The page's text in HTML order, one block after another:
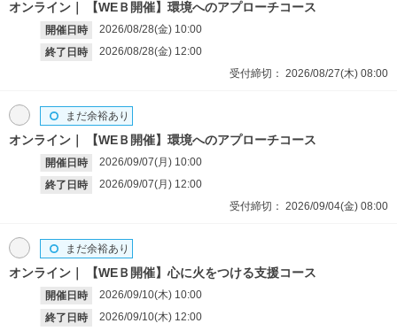
オンライン 【WEＢ開催】環境へのアプローチコース
開催日時 2026/08/28(金) 10:00
終了日時
2026/08/28(金) 12:00
受付締切： 2026/08/27(木) 08:00
オンライン 【WEＢ開催】環境へのアプローチコース
開催日時 2026/09/07(月) 10:00
終了日時
2026/09/07(月) 12:00
まだ余裕あり
受付締切： 2026/09/04(金) 08:00
オンライン 【WEＢ開催】心に火をつける支援コース
開催日時 2026/09/10(木) 10:00
終了日時
2026/09/10(木) 12:00
まだ余裕あり